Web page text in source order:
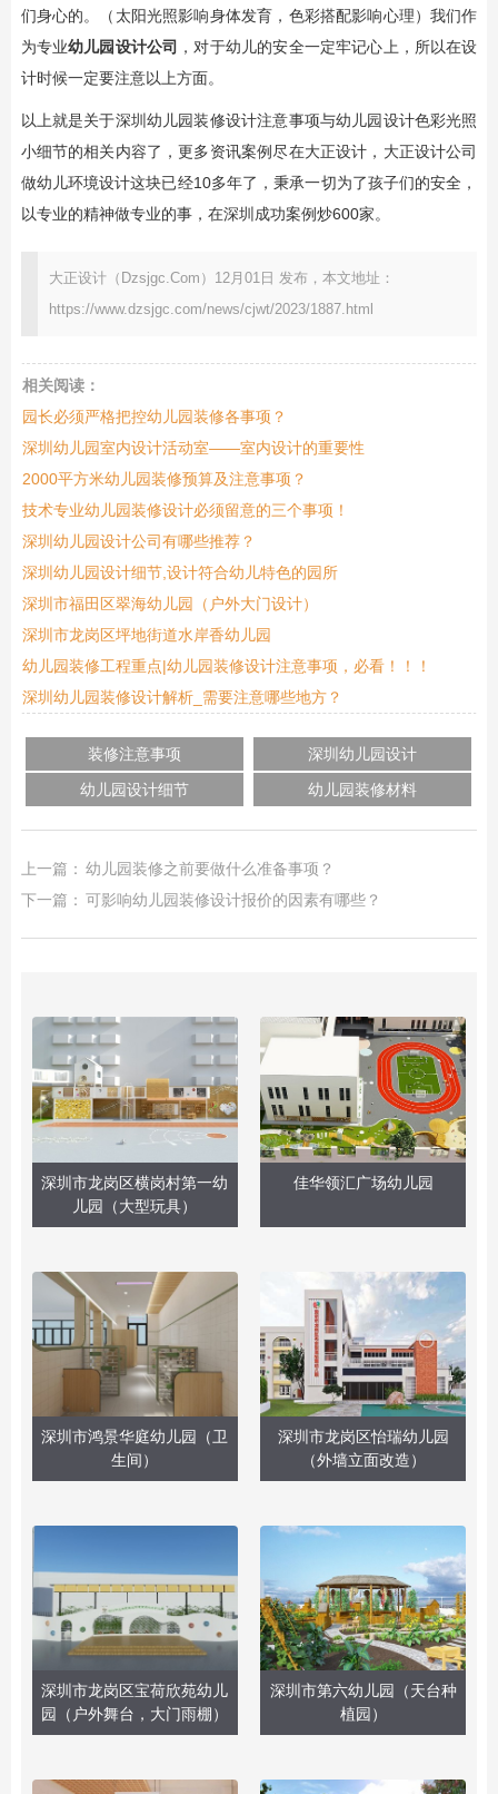
们身心的。（太阳光照影响身体发育，色彩搭配影响心理）我们作
为专业幼儿园设计公司 ，对于幼儿的安全一定牢记心上，所以在设
计时候一定要注意以上方面。
以上就是关于深圳幼儿园装修设计注意事项与幼儿园设计色彩光照
小细节的相关内容了，更多资讯案例尽在大正设计，大正设计公司
做幼儿环境设计这块已经10多年了，秉承一切为了孩子们的安全，
以专业的精神做专业的事，在深圳成功案例炒600家。
大正设计（Dzsjgc.Com）12月01日 发布，本文地址：
https://www.dzsjgc.com/news/cjwt/2023/1887.html
相关阅读：
园长必须严格把控幼儿园装修各事项？
深圳幼儿园室内设计活动室——室内设计的重要性
2000平方米幼儿园装修预算及注意事项？
技术专业幼儿园装修设计必须留意的三个事项！
深圳幼儿园设计公司有哪些推荐？
深圳幼儿园设计细节,设计符合幼儿特色的园所
深圳市福田区翠海幼儿园（户外大门设计）
深圳市龙岗区坪地街道水岸香幼儿园
幼儿园装修工程重点|幼儿园装修设计注意事项，必看！！！
深圳幼儿园装修设计解析_需要注意哪些地方？
装修注意事项
深圳幼儿园设计
幼儿园设计细节
幼儿园装修材料
上一篇： 幼儿园装修之前要做什么准备事项？
下一篇： 可影响幼儿园装修设计报价的因素有哪些？
深圳市龙岗区横岗村第一幼
儿园（大型玩具）
佳华领汇广场幼儿园
深圳市鸿景华庭幼儿园（卫
生间）
深圳市龙岗区怡瑞幼儿园
（外墙立面改造）
深圳市龙岗区宝荷欣苑幼儿
园（户外舞台，大门雨棚）
深圳市第六幼儿园（天台种
植园）